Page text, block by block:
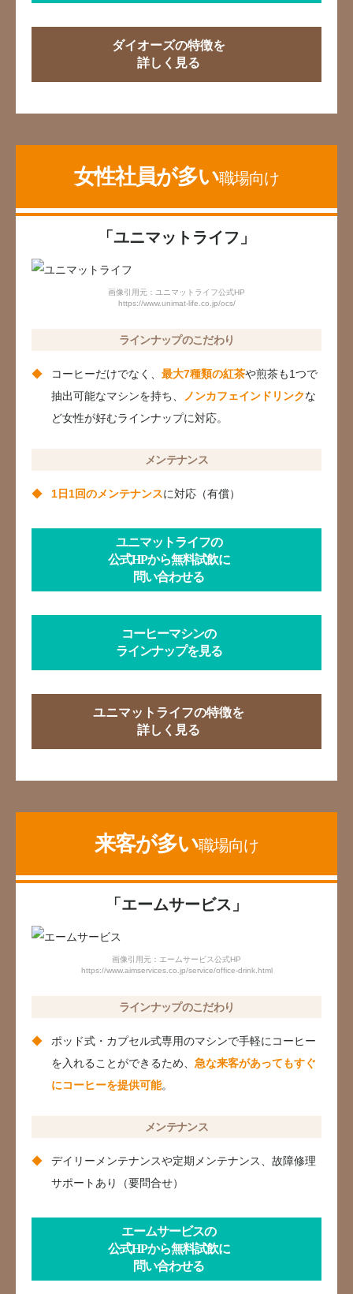
ダイオーズの特徴を
詳しく見る
女性社員が多い職場向け
「ユニマットライフ」
画像引用元：ユニマットライフ公式HP
https://www.unimat-life.co.jp/ocs/
ラインナップのこだわり
コーヒーだけでなく、 最大7種類の紅茶や煎茶も1つで
抽出可能なマシンを持ち、
ノンカフェインドリンクな
ど女性が好むラインナップに対応。
メンテナンス
1日1回のメンテナンスに対応（有償）
ユニマットライフの
公式HPから無料試飲に
問い合わせる
コーヒーマシンの
ラインナップを見る
ユニマットライフの特徴を
詳しく見る
来客が多い職場向け
「エームサービス」
画像引用元：エームサービス公式HP
https://www.aimservices.co.jp/service/office-drink.html
ラインナップのこだわり
ポッド式・カプセル式専用のマシンで手軽にコーヒー
を入れることができるため、 急な来客があってもすぐ
にコーヒーを提供可能。
メンテナンス
デイリーメンテナンスや定期メンテナンス、故障修理
サポートあり（要問合せ）
エームサービスの
公式HPから無料試飲に
問い合わせる